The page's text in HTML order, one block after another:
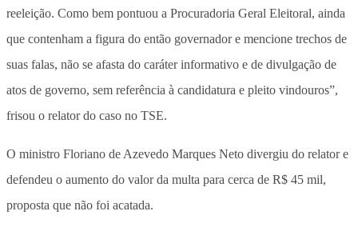
reeleição. Como bem pontuou a Procuradoria Geral Eleitoral, ainda
que contenham a figura do então governador e mencione trechos de
suas falas, não se afasta do caráter informativo e de divulgação de
atos de governo, sem referência à candidatura e pleito vindouros”,
frisou o relator do caso no TSE.
O ministro Floriano de Azevedo Marques Neto divergiu do relator e
defendeu o aumento do valor da multa para cerca de R$ 45 mil,
proposta que não foi acatada.